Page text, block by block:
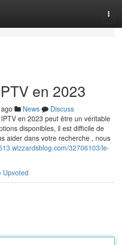
en 2023
News
Discuss
en 2023 peut être un véritable
disponibles, il est difficile de
aider dans votre recherche , nous
32706103/le-
Upvoted